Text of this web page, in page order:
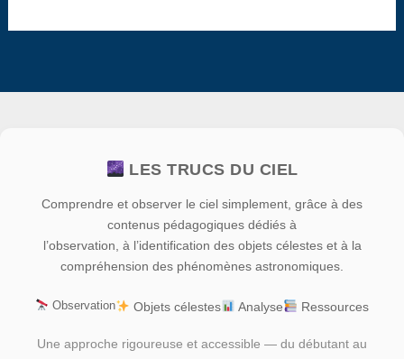
LES TRUCS DU CIEL
Comprendre et observer le ciel simplement, grâce à des
contenus pédagogiques dédiés à
l’observation, à l’identification des objets célestes et à la
compréhension des phénomènes astronomiques.
Observation Objets célestes Analyse Ressources
Une approche rigoureuse et accessible — du débutant au